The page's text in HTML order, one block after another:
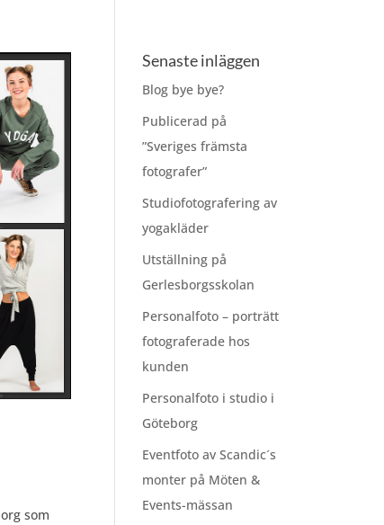
som
Senaste inläggen
Blog bye bye?
Publicerad på
”Sveriges främsta
fotografer”
Studiofotografering av
yogakläder
Utställning på
Gerlesborgsskolan
Personalfoto – porträtt
fotograferade hos
kunden
Personalfoto i studio i
Göteborg
Eventfoto av Scandic´s
monter på Möten &
Events-mässan